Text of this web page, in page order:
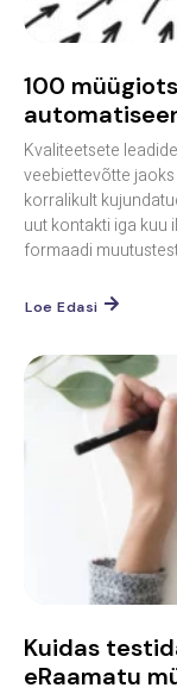
100
Kvaliteetsete
veebiettevõtte
korralikult
uut kontakti iga kuu
formaadi
Loe Edasi
Kuidas
eRaamatu